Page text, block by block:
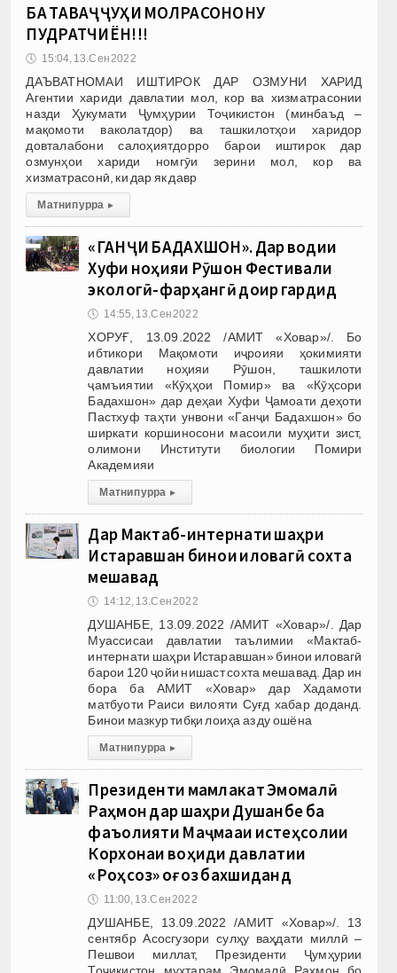
БА ТАВАҶҶУҲИ МОЛРАСОНОНУ
ПУДРАТЧИЁН!!!
🕔 15:04, 13.Сен 2022
ДАЪВАТНОМАИ ИШТИРОК ДАР ОЗМУНИ ХАРИД
Агентии хариди давлатии мол, кор ва хизматрасонии
назди Ҳукумати Ҷумҳурии Тоҷикистон (минбаъд –
мақомоти ваколатдор) ва ташкилотҳои харидор
довталабони салоҳиятдорро барои иштирок дар
озмунҳои хариди номгӯи зерини мол, кор ва
хизматрасонӣ, ки дар як давр
Матни пурра ▸
«ГАНҶИ БАДАХШОН». Дар водии
Хуфи ноҳияи Рӯшон Фестивали
экологӣ-фарҳангӣ доир гардид
🕔 14:55, 13.Сен 2022
ХОРУҒ, 13.09.2022 /АМИТ «Ховар»/. Бо
ибтикори Мақомоти иҷроияи ҳокимияти
давлатии ноҳияи Рӯшон, ташкилоти
ҷамъиятии «Кӯҳҳои Помир» ва «Кӯҳсори
Бадахшон» дар деҳаи Хуфи Ҷамоати деҳоти
Пастхуф таҳти унвони «Ганҷи Бадахшон» бо
ширкати коршиносони масоили муҳити зист,
олимони Институти биологии Помири
Академияи
Матни пурра ▸
Дар Мактаб-интернати шаҳри
Истаравшан бинои иловагӣ сохта
мешавад
🕔 14:12, 13.Сен 2022
ДУШАНБЕ, 13.09.2022 /АМИТ «Ховар»/. Дар
Муассисаи давлатии таълимии «Мактаб-
интернати шаҳри Истаравшан» бинои иловагӣ
барои 120 ҷойи нишаст сохта мешавад. Дар ин
бора ба АМИТ «Ховар» дар Хадамоти
матбуоти Раиси вилояти Суғд хабар доданд.
Бинои мазкур тибқи лоиҳа аз ду ошёна
Матни пурра ▸
Президенти мамлакат Эмомалӣ
Раҳмон дар шаҳри Душанбе ба
фаъолияти Маҷмааи истеҳсолии
Корхонаи воҳиди давлатии
«Роҳсоз» оғоз бахшиданд
🕔 11:00, 13.Сен 2022
ДУШАНБЕ, 13.09.2022 /АМИТ «Ховар»/. 13
сентябр Асосгузори сулҳу ваҳдати миллӣ –
Пешвои миллат, Президенти Ҷумҳурии